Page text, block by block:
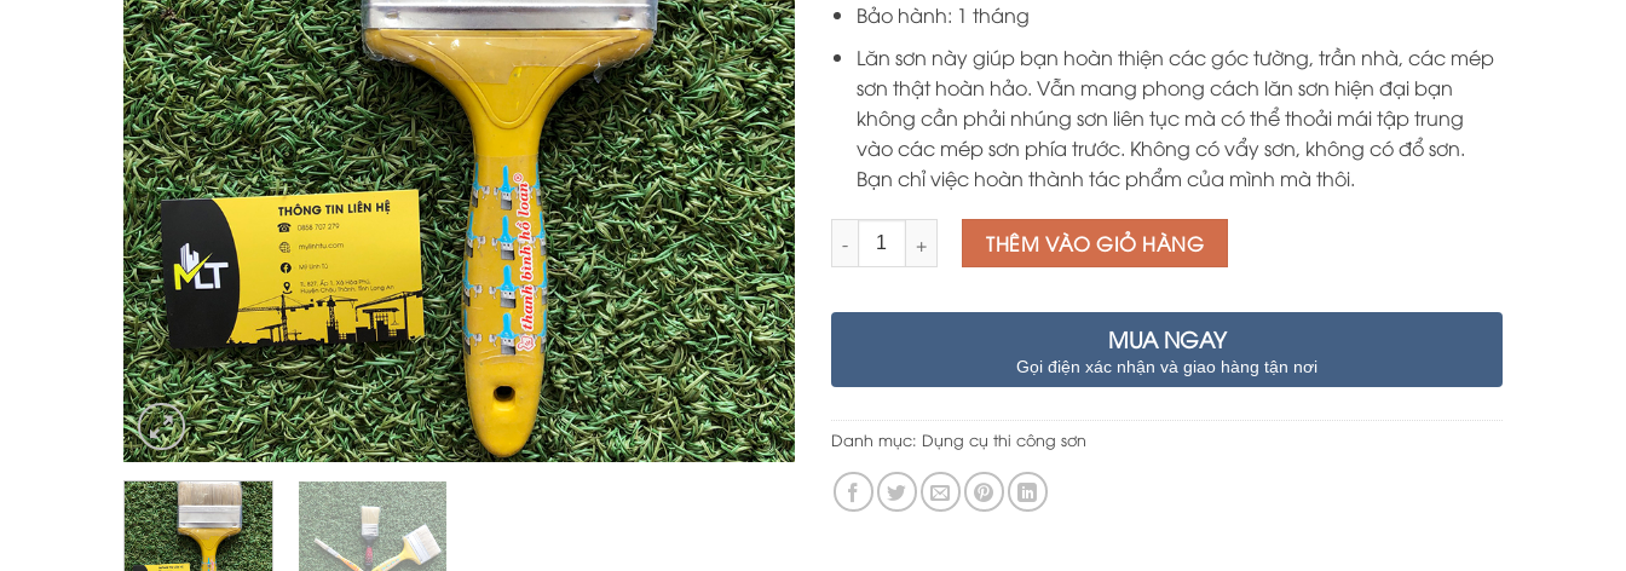
Bảo hành: 1 tháng
Lăn sơn này giúp bạn hoàn thiện các góc tường, trần nhà, các mép
sơn thật hoàn hảo. Vẫn mang phong cách lăn sơn hiện đại bạn
không cần phải nhúng sơn liên tục mà có thể thoải mái tập trung
vào các mép sơn phía trước. Không có vẩy sơn, không có đổ sơn.
Bạn chỉ việc hoàn thành tác phẩm của mình mà thôi.
Số lượng THÊM VÀO GIỎ HÀNG
MUA NGAY
Gọi điện xác nhận và giao hàng tận nơi
Danh mục: Dụng cụ thi công sơn